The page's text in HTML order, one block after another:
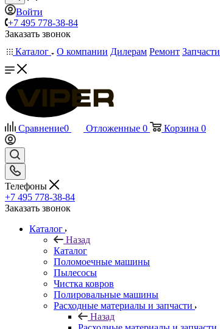
Войти
+7 495 778-38-84
Заказать звонок
Каталог
О компании Дилерам Ремонт Запчасти
Сравнение0 Отложенные 0 Корзина 0
Телефоны
+7 495 778-38-84
Заказать звонок
Каталог
Назад
Каталог
Поломоечные машины
Пылесосы
Чистка ковров
Полировальные машины
Расходные материалы и запчасти
Назад